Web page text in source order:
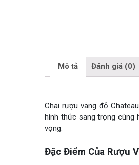
Mô tả Đánh giá (0)
Chai rượu vang đỏ
hình thức sang trọng cùng
vọng.
Đặc Điểm Của Rượu